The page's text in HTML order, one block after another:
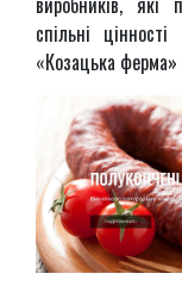
спільні
«Козацька